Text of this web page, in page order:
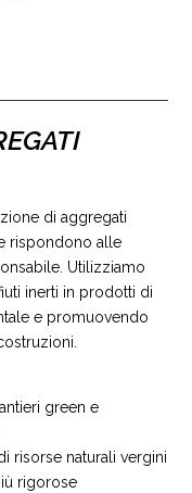
di aggregati
rispondono alle
Utilizziamo
inerti in prodotti di
e promuovendo
green e
risorse naturali vergini
rigorose